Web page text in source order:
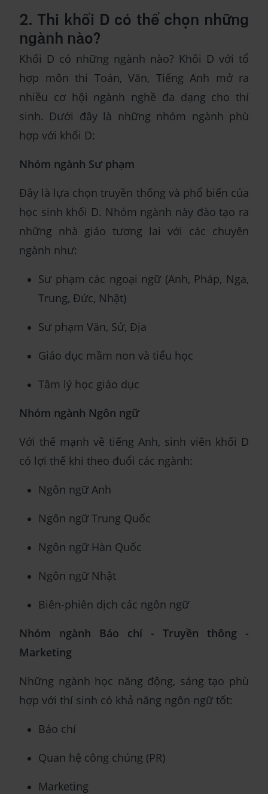
2. Thi khối D có thể chọn những
ngành nào?
Khối D có những ngành nào? Khối D với tổ
hợp môn thi Toán, Văn, Tiếng Anh mở ra
nhiều cơ hội ngành nghề đa dạng cho thí
sinh. Dưới đây là những nhóm ngành phù
hợp với khối D:
Nhóm ngành Sư phạm
Đây là lựa chọn truyền thống và phổ biến của
học sinh khối D. Nhóm ngành này đào tạo ra
những nhà giáo tương lai với các chuyên
ngành như:
Sư phạm các ngoại ngữ (Anh, Pháp, Nga,
Trung, Đức, Nhật)
Sư phạm Văn, Sử, Địa
Giáo dục mầm non và tiểu học
Tâm lý học giáo dục
Nhóm ngành Ngôn ngữ
Với thế mạnh về tiếng Anh, sinh viên khối D
có lợi thế khi theo đuổi các ngành:
Ngôn ngữ Anh
Ngôn ngữ Trung Quốc
Ngôn ngữ Hàn Quốc
Ngôn ngữ Nhật
Biên-phiên dịch các ngôn ngữ
Nhóm ngành Báo chí - Truyền thông -
Marketing
Những ngành học năng động, sáng tạo phù
hợp với thí sinh có khả năng ngôn ngữ tốt:
Báo chí
Quan hệ công chúng (PR)
Marketing